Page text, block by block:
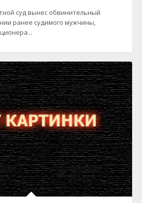
суд вынес обвинительный
ранее судимого мужчины,